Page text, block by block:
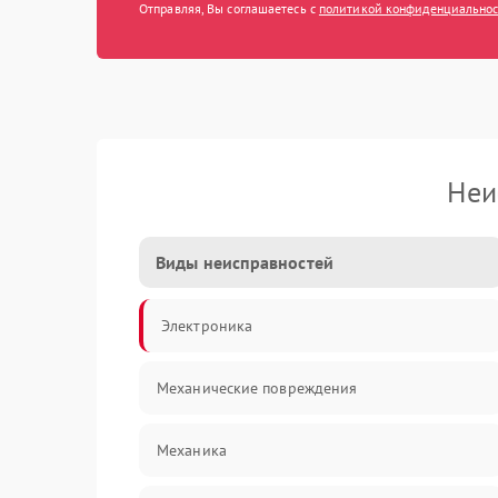
Отправляя, Вы соглашаетесь с политикой
Виды неисправностей
Электроника
Механические повреждения
Механика